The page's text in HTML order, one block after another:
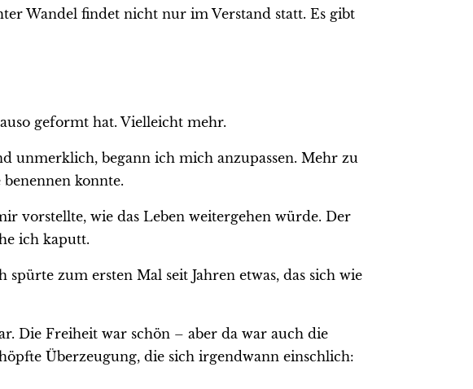
Wandel findet nicht nur im Verstand statt. Es gibt
geformt hat. Vielleicht mehr.
unmerklich, begann ich mich anzupassen. Mehr zu
konnte.
vorstellte, wie das Leben weitergehen würde. Der
ich kaputt.
zum ersten Mal seit Jahren etwas, das sich wie
Die Freiheit war schön – aber da war auch die
Überzeugung, die sich irgendwann einschlich: